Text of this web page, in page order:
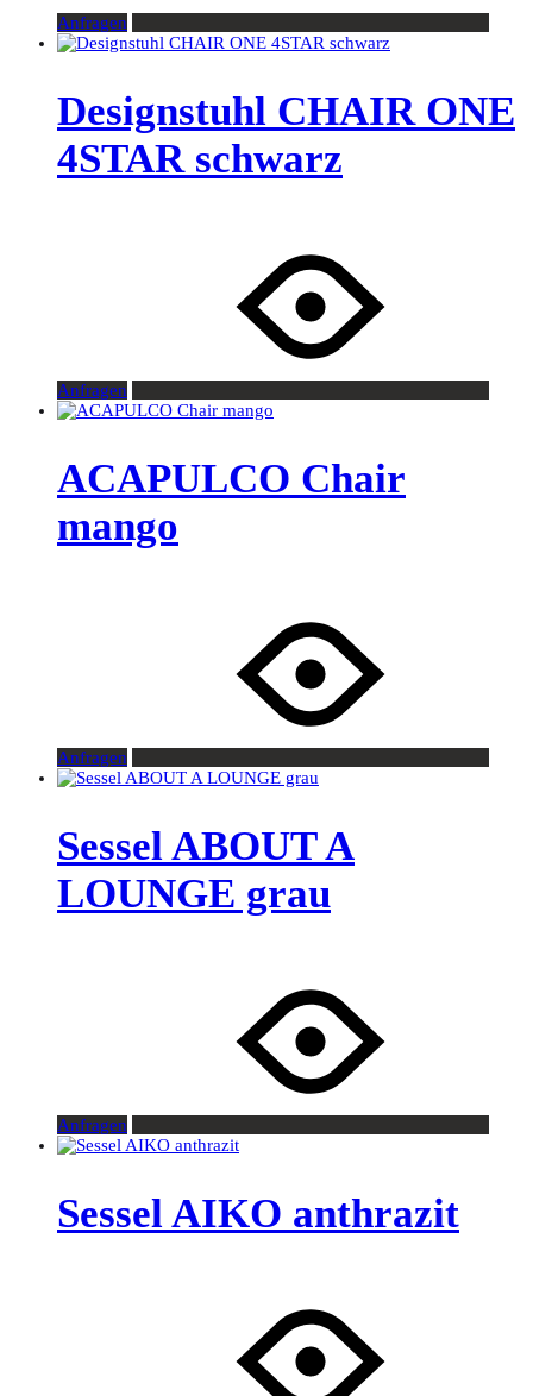
Anfragen
Designstuhl CHAIR ONE
4STAR schwarz
Anfragen
ACAPULCO Chair
mango
Anfragen
Sessel ABOUT A
LOUNGE grau
Anfragen
Sessel AIKO anthrazit